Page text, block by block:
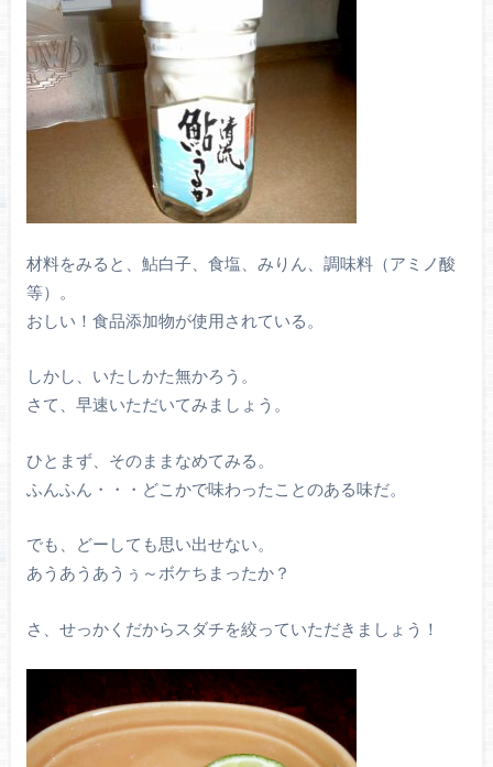
材料をみると、鮎白子、食塩、みりん、調味料（アミノ酸
等）。
おしい！食品添加物が使用されている。
しかし、いたしかた無かろう。
さて、早速いただいてみましょう。
ひとまず、そのままなめてみる。
ふんふん・・・どこかで味わったことのある味だ。
でも、どーしても思い出せない。
あうあうあうぅ～ボケちまったか？
さ、せっかくだからスダチを絞っていただきましょう！